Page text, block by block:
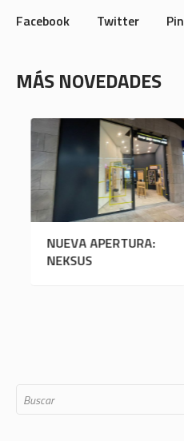
Facebook Twitter
MÁS NOVEDADES
NUEVA APERTURA:
NEKSUS